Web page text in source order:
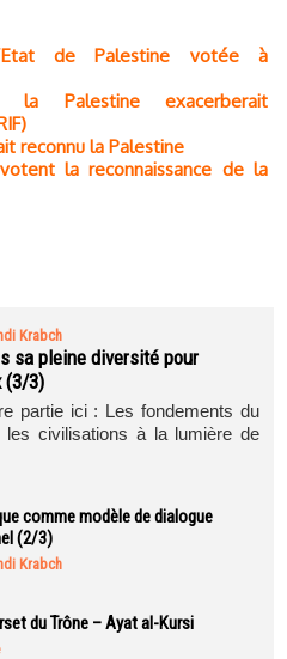
de Palestine votée à
la Palestine exacerberait
reconnu la Palestine
la reconnaissance de la
Krabch
sa pleine diversité pour
(3/3)
partie ici : Les fondements du
les civilisations à la lumière de
comme modèle de dialogue
(2/3)
Krabch
du Trône – Ayat al-Kursi